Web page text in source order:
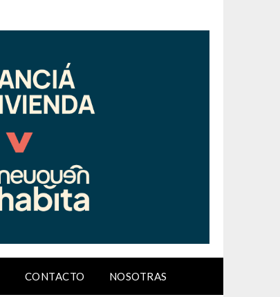
CONTACTO NOSOTRAS